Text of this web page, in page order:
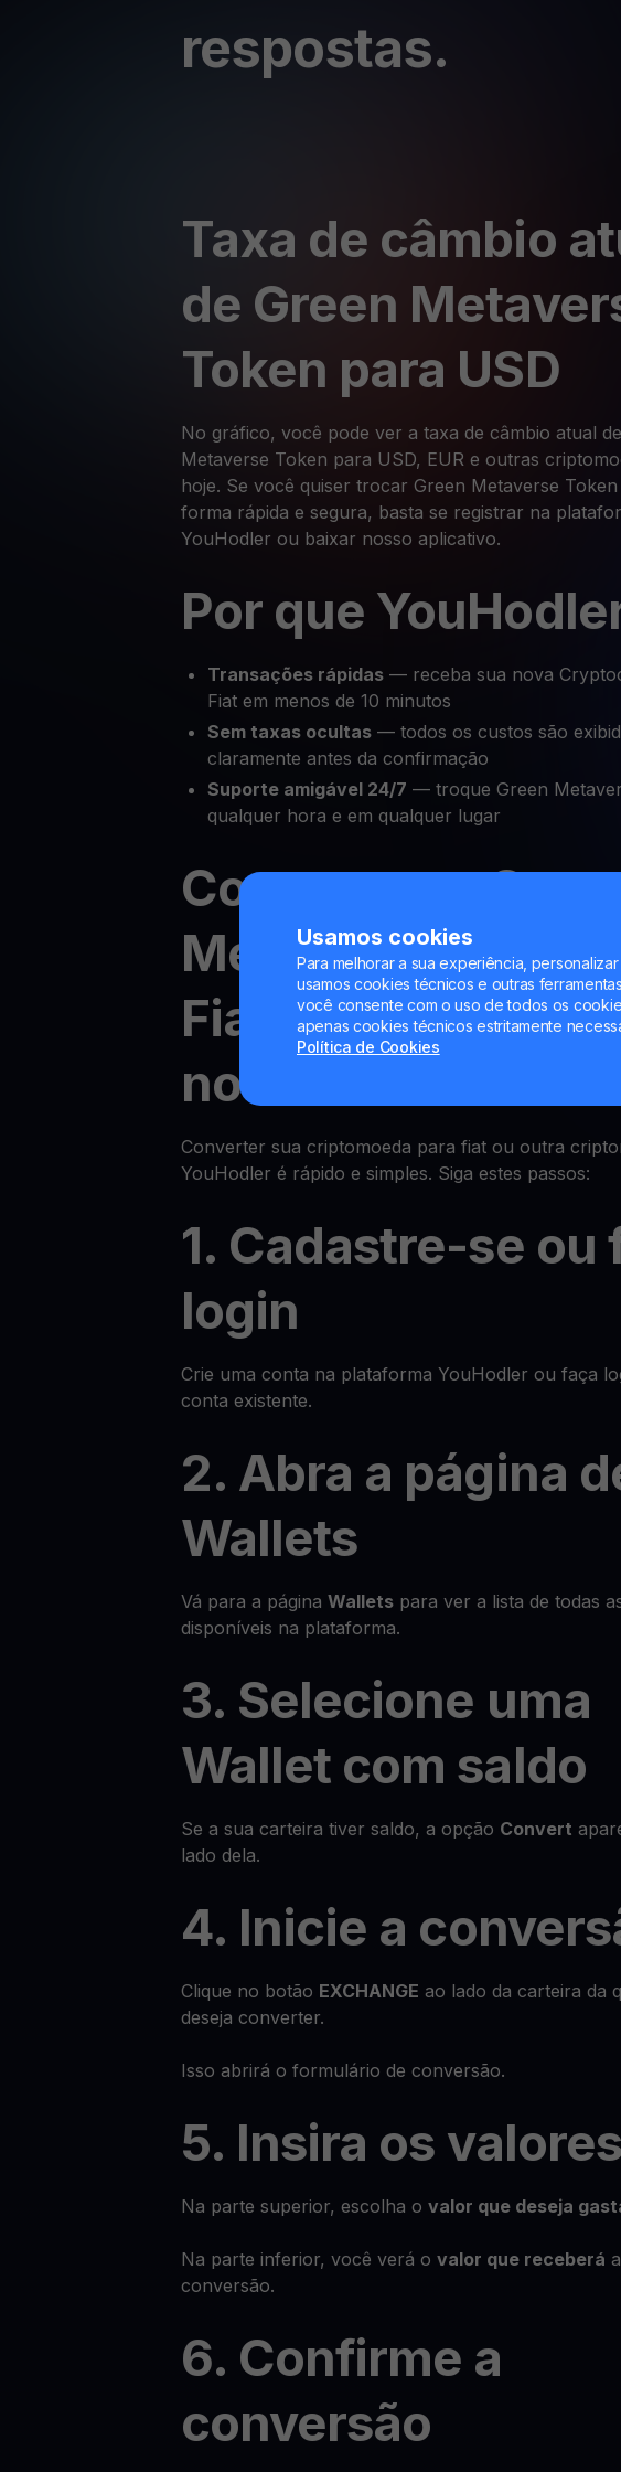
Usamos cookies
Para melhorar a sua experiência,
usamos cookies técnicos e outras
você consente com o uso de todos os
apenas cookies técnicos estritamente
Política de Cookies
respostas.
Taxa de câmbio
de Green
Token para USD
No gráfico, você pode ver a taxa de câmbio atual
Metaverse Token para USD, EUR e outras
hoje. Se você quiser trocar Green Metaverse
forma rápida e segura, basta se registrar na
YouHodler ou baixar nosso aplicativo.
Por que
Transações rápidas — receba sua nova
Fiat em menos de 10 minutos
Sem taxas ocultas — todos os custos são
claramente antes da confirmação
Suporte amigável 24/7 — troque Green
qualquer hora e em qualquer lugar
Como trocar
Metaverse Token
Fiat e GMT por
no YouHodler
Converter sua criptomoeda para fiat ou outra
YouHodler é rápido e simples. Siga estes passos:
1. Cadastre-se ou
login
Crie uma conta na plataforma YouHodler ou faça
conta existente.
2. Abra a página
Wallets
Vá para a página Wallets para ver a lista de todas
disponíveis na plataforma.
3. Selecione uma
Wallet com saldo
Se a sua carteira tiver saldo, a opção Convert
lado dela.
4. Inicie a
Clique no botão EXCHANGE ao lado da carteira da
deseja converter.
Isso abrirá o formulário de conversão.
5. Insira os valores
Na parte superior, escolha o valor que deseja
Na parte inferior, você verá o valor que receberá
conversão.
6. Confirme a
conversão